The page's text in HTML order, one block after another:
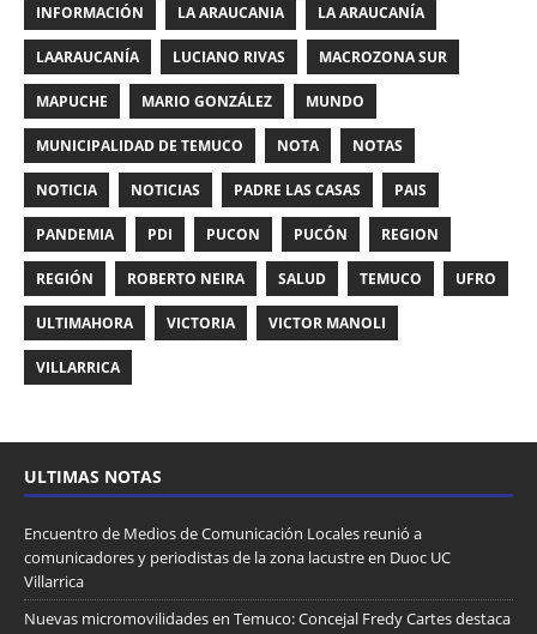
INFORMACIÓN LA ARAUCANIA LA ARAUCANÍA
LAARAUCANÍA LUCIANO RIVAS MACROZONA SUR
MAPUCHE MARIO GONZÁLEZ MUNDO
MUNICIPALIDAD DE TEMUCO NOTA NOTAS
NOTICIA NOTICIAS PADRE LAS CASAS PAIS
PANDEMIA PDI PUCON PUCÓN REGION
REGIÓN ROBERTO NEIRA SALUD TEMUCO UFRO
ULTIMAHORA VICTORIA VICTOR MANOLI
VILLARRICA
ULTIMAS NOTAS
Encuentro de Medios de Comunicación Locales reunió a
comunicadores y periodistas de la zona lacustre en Duoc UC
Villarrica
Nuevas micromovilidades en Temuco: Concejal Fredy Cartes destaca